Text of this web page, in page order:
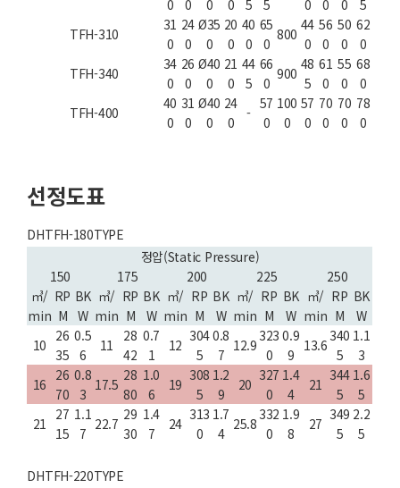
0
0
0
0
5
5
0
0
0
5
TFH-310
31
0
24
0
Ø35
0
20
0
40
0
65
0
800
44
0
56
0
50
0
62
0
TFH-340
34
0
26
0
Ø40
0
21
0
44
5
66
0
900
48
5
61
0
55
0
68
0
TFH-400
40
0
31
0
Ø40
0
24
0
-
57
0
100
0
57
0
70
0
70
0
78
0
선정도표
DHTFH-180TYPE
정압(Static Pressure)
150
175 200 225
250
㎥/
min
RP
M
BK
W
㎥/
min
RP
M
BK
W
㎥/
min
RP
M
BK
W
㎥/
min
RP
M
BK
W
㎥/
min
RP
M
BK
W
10
26
35
0.5
6
11
28
42
0.7
1
12
304
5
0.8
7
12.9
323
0
0.9
9
13.6
340
5
1.1
3
16
26
70
0.8
3
17.5
28
80
1.0
6
19
308
5
1.2
9
20
327
0
1.4
4
21
344
5
1.6
5
21
27
15
1.1
7
22.7
29
30
1.4
7
24
313
0
1.7
4
25.8
332
0
1.9
8
27
349
5
2.2
5
DHTFH-220TYPE